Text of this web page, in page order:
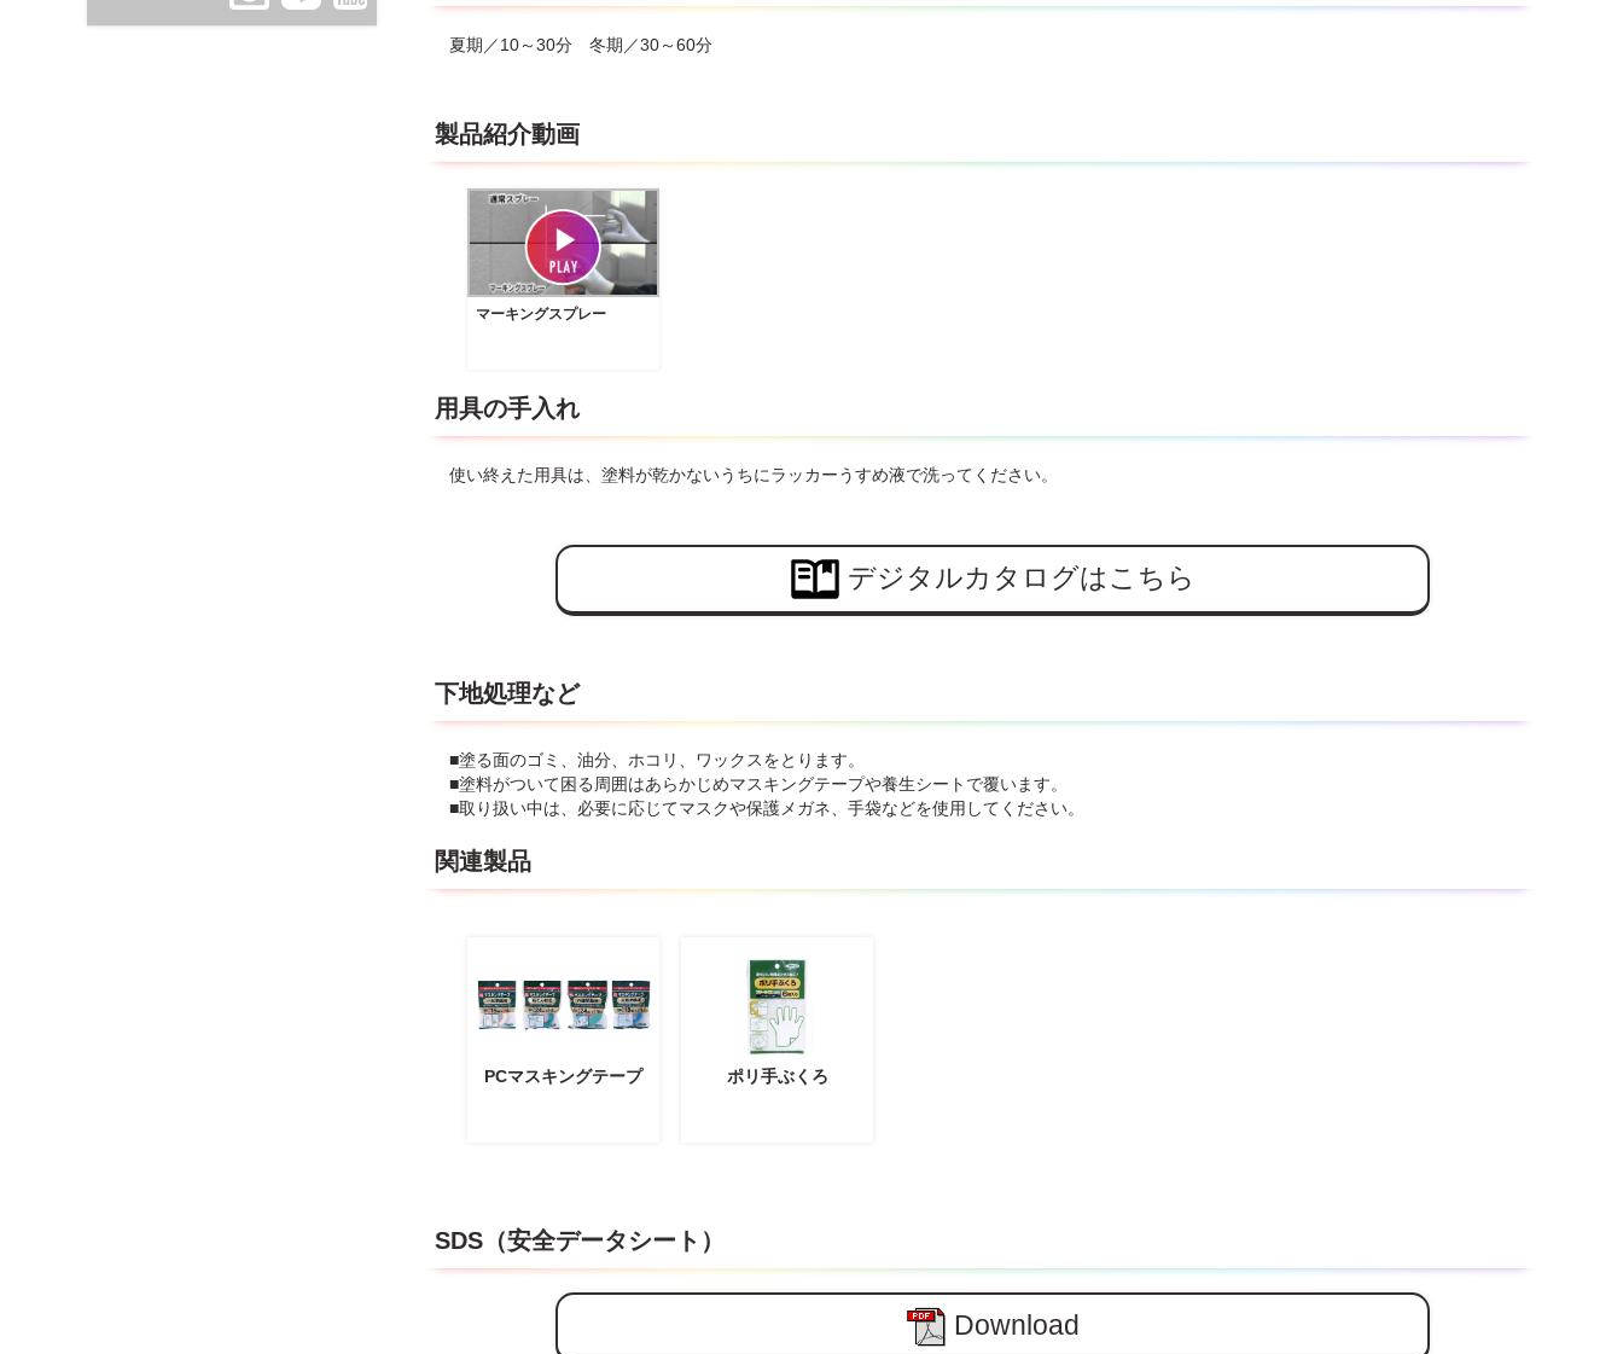
夏期／10～30分 冬期／30～60分
製品紹介動画
マーキングスプレー
用具の手入れ
使い終えた用具は、塗料が乾かないうちにラッカーうすめ液で洗ってください。
デジタルカタログはこちら
下地処理など
■塗る面のゴミ、油分、ホコリ、ワックスをとります。
■塗料がついて困る周囲はあらかじめマスキングテープや養生シートで覆います。
■取り扱い中は、必要に応じてマスクや保護メガネ、手袋などを使用してください。
関連製品
PCマスキングテープ ポリ手ぶくろ
SDS（安全データシート）
Download